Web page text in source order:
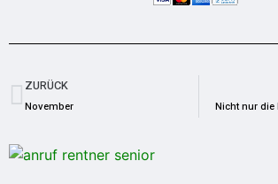
ZURÜCK
November Nicht nur die